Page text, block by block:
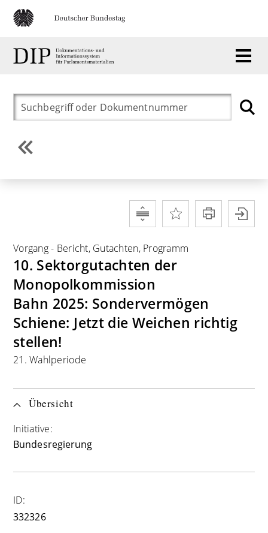
Vorgang- Bericht, Gutachten, Programm
10. Sektorgutachten der
Monopolkommission
Bahn 2025: Sondervermögen
Schiene: Jetzt die Weichen richtig
stellen!
21. Wahlperiode
Übersicht
Initiative:
Bundesregierung
ID:
332326